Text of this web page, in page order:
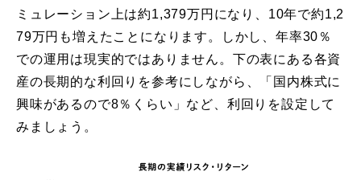
ミュレーション上は約1,379万円になり、10年で約1,2
79万円も増えたことになります。しかし、年率30％
での運用は現実的ではありません。下の表にある各資
産の長期的な利回りを参考にしながら、「国内株式に
興味があるので8％くらい」など、利回りを設定して
みましょう。